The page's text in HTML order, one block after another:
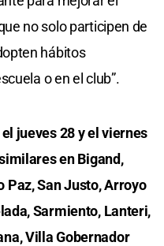
no solo participen de
hábitos
o en el club”.
jueves 28 y el viernes
en Bigand,
Paz, San Justo, Arroyo
Sarmiento, Lanteri,
Villa Gobernador